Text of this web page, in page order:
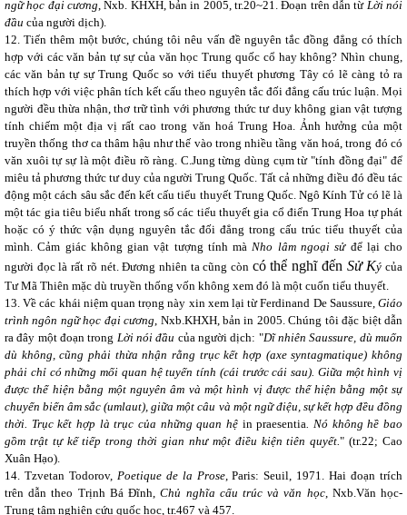
ngữ học đại cương, Nxb. KHXH, bản in 2005, tr.20~21. Đoạn trên dẫn từ Lời nói
đầu của người dịch).
12.Tiến thêm một bước, chúng tôi nêu vấn đề nguyên tắc đồng đẳng có thích
hợp với các văn bản tự sự của văn học Trung quốc cổ hay không? Nhìn chung,
các văn bản tự sự Trung Quốc so với tiểu thuyết phương Tây có lẽ càng tỏ ra
thích hợp với việc phân tích kết cấu theo nguyên tắc đối đẳng cấu trúc luận. Mọi
người đều thừa nhận, thơ trữ tình với phương thức tư duy không gian vật tượng
tính chiếm một địa vị rất cao trong văn hoá Trung Hoa. Ảnh hưởng của một
truyền thống thơ ca thâm hậu như thế vào trong nhiều tầng văn hoá, trong đó có
văn xuôi tự sự là một điều rõ ràng. C.Jung từng dùng cụm từ "tính đồng đại" để
miêu tả phương thức tư duy của người Trung Quốc. Tất cả những điều đó đều tác
động một cách sâu sắc đến kết cấu tiểu thuyết Trung Quốc. Ngô Kính Tử có lẽ là
một tác gia tiêu biểu nhất trong số các tiểu thuyết gia cổ điển Trung Hoa tự phát
hoặc có ý thức vận dụng nguyên tắc đối đẳng trong cấu trúc tiểu thuyết của
mình. Cảm giác không gian vật tượng tính màNho lâm ngoại sử để lại cho
người đọc là rất rõ nét. Đương nhiên ta cũng còn có thể nghĩ đến Sử Ký của
Tư Mã Thiên mặc dù truyền thống vốn không xem đó là một cuốn tiểu thuyết.
13.Về các khái niệm quan trọng này xin xem lại từ Ferdinand De Saussure,Giáo
trình ngôn ngữ học đại cương, Nxb.KHXH, bản in 2005. Chúng tôi đặc biệt dẫn
ra đây một đoạn trong Lời nói đầu của người dịch: "Dĩ nhiên Saussure, dù muốn
dù không, cũng phải thừa nhận rằng trục kết hợp (axe syntagmatique) không
phải chỉ có những mối quan hệ tuyến tính (cái trước cái sau). Giữa một hình vị
được thể hiện bằng một nguyên âm và một hình vị được thể hiện bằng một sự
chuyển biến âm sắc (umlaut), giữa một câu và một ngữ điệu, sự kết hợp đều đồng
thời. Trục kết hợp là trục của những quan hệ in praesentia. Nó không hề bao
gồm trật tự kế tiếp trong thời gian như một điều kiện tiên quyết." (tr.22; Cao
Xuân Hạo).
14. Tzvetan Todorov, Poetique de la Prose, Paris: Seuil, 1971. Hai đoạn trích
trên dẫn theo Trịnh Bá Đĩnh,Chủ nghĩa cấu trúc và văn học, Nxb.Văn học-
Trung tâm nghiên cứu quốc học, tr.467 và 457.